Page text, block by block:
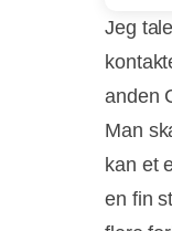
Jeg
anden
Man
kan et
en fin